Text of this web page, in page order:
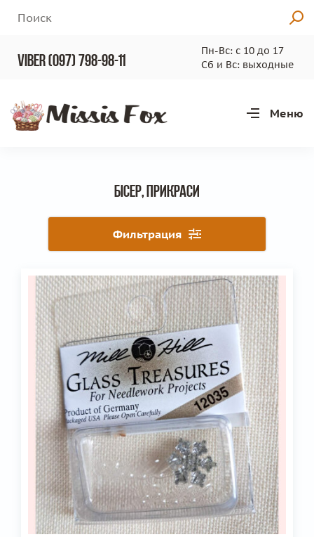
viber (097) 798-98-11
Пн-Вс: с 10 до 17
Сб и Вс: выходные
Меню
Бісер, прикраси
Фильтрация